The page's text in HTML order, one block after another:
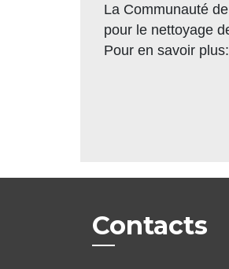
La Communauté
pour le nettoyage
Pour en savoir
Contacts